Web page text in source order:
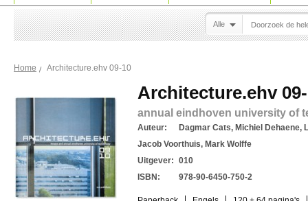
Alle
Home Architecture.ehv 09-10
Architecture.ehv
annual eindhoven university of
Auteur:
Dagmar Cats, Michiel Dehaene,
Jacob Voorthuis, Mark Wolffe
Uitgever: 010
ISBN:
978-90-6450-750-2